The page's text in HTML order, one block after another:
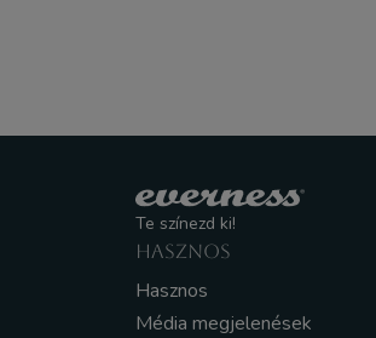
Te színezd ki!
HASZNOS
Hasznos
Média megjelenések